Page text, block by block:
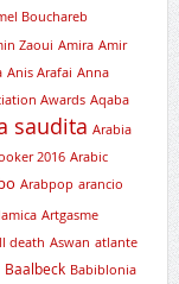
Bouchareb
Zaoui Amira Amir
Anis Arafai Anna
Awards Aqaba
saudita Arabia
2016 Arabic
Arabpop arancio
Artgasme
death Aswan atlante
Baalbeck Babiblonia